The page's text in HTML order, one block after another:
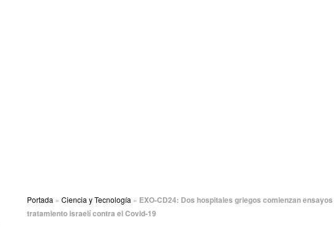
Portada » Ciencia y Tecnología » EXO-CD24: Dos hospitales griegos comienzan
tratamiento israelí contra el Covid-19